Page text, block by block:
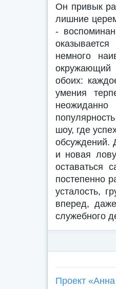
Он привык
лишние
-
немного
окружающий
обоих:
умения
шоу, где
обсуждений.
и новая
оставаться
постепенно
усталость,
вперед,
служебного
Проект